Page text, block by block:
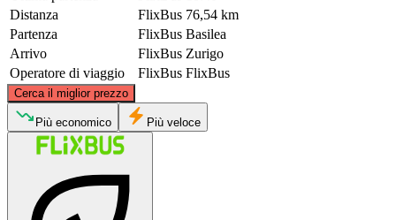
Distanza
FlixBus 76,54 km
Partenza
FlixBus Basilea
Arrivo
FlixBus Zurigo
Operatore di viaggio
FlixBus FlixBus
Cerca il miglior prezzo
©CARTO
Più economico Più veloce